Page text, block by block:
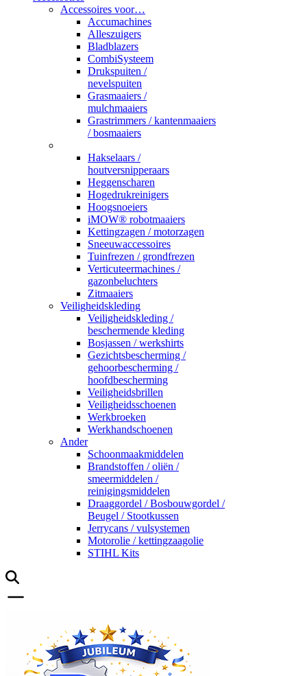
Accessoires voor…
Accumachines
Alleszuigers
Bladblazers
CombiSysteem
Drukspuiten /
nevelspuiten
Grasmaaiers /
mulchmaaiers
Grastrimmers / kantenmaaiers
/ bosmaaiers
Hakselaars /
houtversnipperaars
Heggenscharen
Hogedrukreinigers
Hoogsnoeiers
iMOW® robotmaaiers
Kettingzagen / motorzagen
Sneeuwaccessoires
Tuinfrezen / grondfrezen
Verticuteermachines /
gazonbeluchters
Zitmaaiers
Veiligheidskleding
Veiligheidskleding /
beschermende kleding
Bosjassen / werkshirts
Gezichtsbescherming /
gehoorbescherming /
hoofdbescherming
Veiligheidsbrillen
Veiligheidsschoenen
Werkbroeken
Werkhandschoenen
Ander
Schoonmaakmiddelen
Brandstoffen / oliën /
smeermiddelen /
reinigingsmiddelen
Draaggordel / Bosbouwgordel /
Beugel / Stootkussen
Jerrycans / vulsystemen
Motorolie / kettingzaagolie
STIHL Kits